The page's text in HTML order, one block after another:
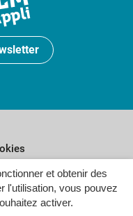
et obtenir des
l'utilisation, vous pouvez
activer.